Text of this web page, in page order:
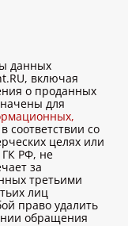
данных
включая
о проданных
для
в соответствии со
целях или
РФ, не
за
третьими
лиц
право удалить
обращения